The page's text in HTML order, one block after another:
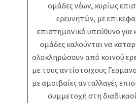
ομάδες νέων, κυρίως
ερευνητών, με
επιστημονικό υπεύθυνο για
ομάδες καλούνται να
ολοκληρώσουν από κοινού
με τους αντίστοιχους
με αμοιβαίες ανταλλαγές
συμμετοχή στη